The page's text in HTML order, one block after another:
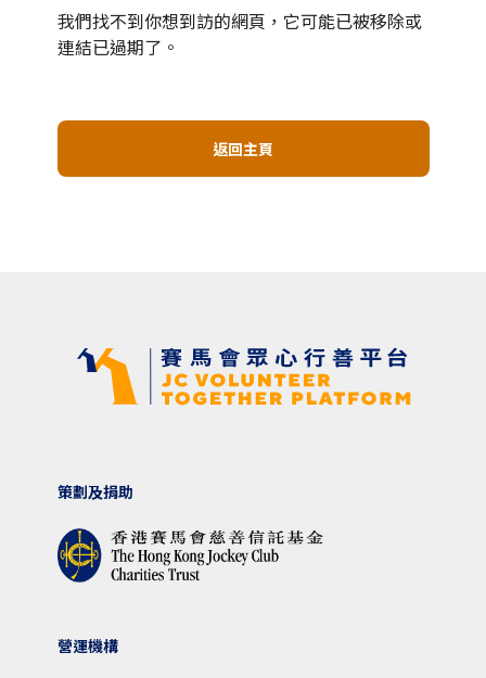
我們找不到你想到訪的網頁，它可能已被移除或
連結已過期了。
返回主頁
策劃及捐助
營運機構